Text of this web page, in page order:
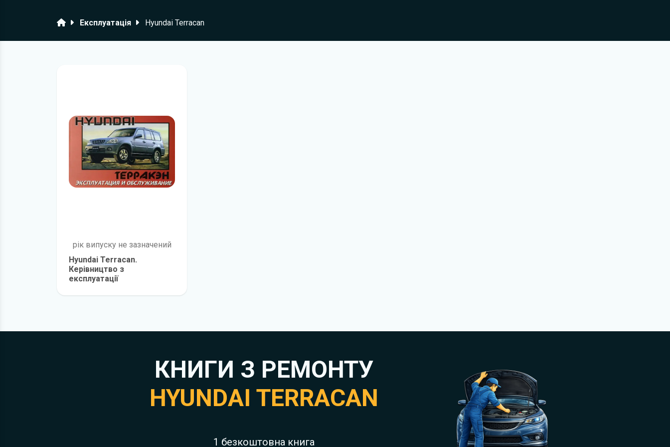
ГоловнаЕксплуатація Hyundai Terracan
рік випуску не зазначений
Hyundai Terracan.
Керівництво з
експлуатації
КНИГИ З РЕМОНТУ
HYUNDAI TERRACAN
1 безкоштовна книга